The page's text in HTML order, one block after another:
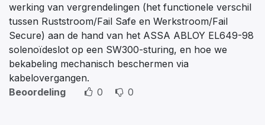
werking van vergrendelingen (het functionele verschil
tussen Ruststroom/Fail Safe en Werkstroom/Fail
Secure) aan de hand van het ASSA ABLOY EL649-98
solenoïdeslot op een SW300-sturing, en hoe we
bekabeling mechanisch beschermen via
kabelovergangen.
Beoordeling
0 0